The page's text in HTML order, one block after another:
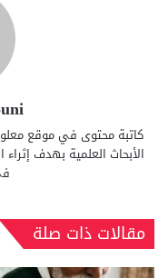
كاتبة محتوى في موقع
الأبحاث العلمية بهدف
مقالات ذات صلة